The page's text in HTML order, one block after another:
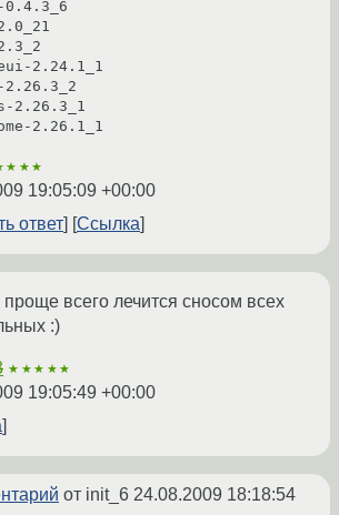
2.24.1_1
2.26.3_1
2.26.1_1
19:05:09 +00:00
ответ
Ссылка
всего лечится сносом всех
:)
★★★★★
19:05:49 +00:00
от init_6 24.08.2009 18:18:54